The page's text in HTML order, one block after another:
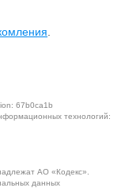
67b0ca1b
технологий:
АО «Кодекс».
данных